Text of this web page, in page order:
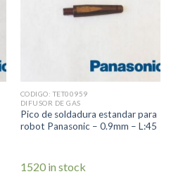
CODIGO: TET00959
DIFUSOR DE GAS
Pico de soldadura estandar para
robot Panasonic – 0.9mm – L:45
1520 in stock